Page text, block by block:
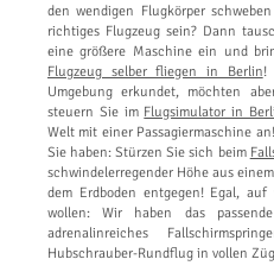
den wendigen Flugkörper
richtiges Flugzeug sein? Dann
eine größere Maschine ein und
Flugzeug selber fliegen in Berlin!
Umgebung erkundet, möchten
steuern Sie im Flugsimulator in
Welt mit einer Passagiermaschine
Sie haben: Stürzen Sie sich beim
schwindelerregender Höhe aus
dem Erdboden entgegen! Egal,
wollen: Wir haben das
adrenalinreiches
Hubschrauber-Rundflug in vollen